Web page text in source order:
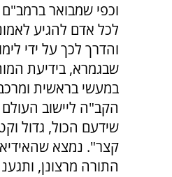
וכפי שמבואר
לכל אדם להגיע
והדרך לכך על ידי
שבגמרא, בידיעת
במעשי בראשית
הקב"ה ליישוב
שידעם הכול, גדול
קצר". נמצא
התורה מרצונן,